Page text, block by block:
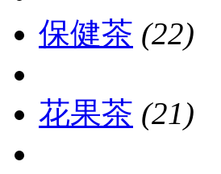
保健茶 (22)
花果茶 (21)